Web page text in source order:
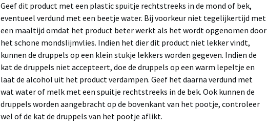
Geef dit product met een plastic spuitje rechtstreeks in de mond of bek,
eventueel verdund met een beetje water. Bij voorkeur niet tegelijkertijd met
een maaltijd omdat het product beter werkt als het wordt opgenomen door
het schone mondslijmvlies. Indien het dier dit product niet lekker vindt,
kunnen de druppels op een klein stukje lekkers worden gegeven. Indien de
kat de druppels niet accepteert, doe de druppels op een warm lepeltje en
laat de alcohol uit het product verdampen. Geef het daarna verdund met
wat water of melk met een spuitje rechtstreeks in de bek. Ook kunnen de
druppels worden aangebracht op de bovenkant van het pootje, controleer
wel of de kat de druppels van het pootje aflikt.